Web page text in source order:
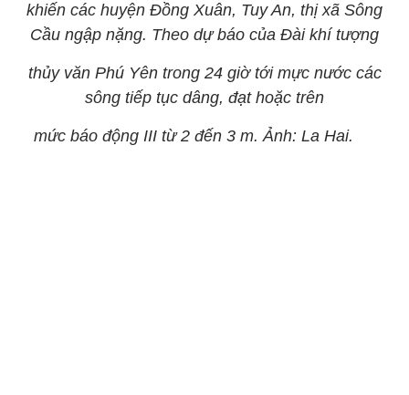
khiến các huyện Đồng Xuân, Tuy An, thị xã Sông
Cầu ngập nặng. Theo dự báo của Đài khí tượng
thủy văn Phú Yên trong 24 giờ tới mực nước các
sông tiếp tục dâng, đạt hoặc trên
mức báo động III từ 2 đến 3 m. Ảnh: La Hai.